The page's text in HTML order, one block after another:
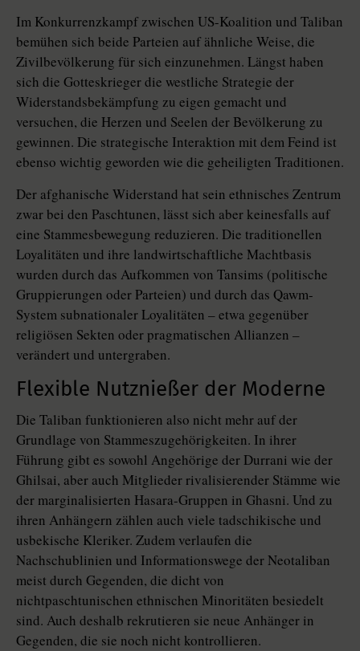
Im Konkurrenzkampf zwischen US-Koalition und Taliban
bemühen sich beide Parteien auf ähnliche Weise, die
Zivilbevölkerung für sich einzunehmen. Längst haben
sich die Gotteskrieger die westliche Strategie der
Widerstandsbekämpfung zu eigen gemacht und
versuchen, die Herzen und Seelen der Bevölkerung zu
gewinnen. Die strategische Interaktion mit dem Feind ist
ebenso wichtig geworden wie die geheiligten Traditionen.
Der afghanische Widerstand hat sein ethnisches Zentrum
zwar bei den Paschtunen, lässt sich aber keinesfalls auf
eine Stammesbewegung reduzieren. Die traditionellen
Loyalitäten und ihre landwirtschaftliche Machtbasis
wurden durch das Aufkommen von Tansims (politische
Gruppierungen oder Parteien) und durch das Qawm-
System subnationaler Loyalitäten – etwa gegenüber
religiösen Sekten oder pragmatischen Allianzen –
verändert und untergraben.
Flexible Nutznießer der Moderne
Die Taliban funktionieren also nicht mehr auf der
Grundlage von Stammeszugehörigkeiten. In ihrer
Führung gibt es sowohl Angehörige der Durrani wie der
Ghilsai, aber auch Mitglieder rivalisierender Stämme wie
der marginalisierten Hasara-Gruppen in Ghasni. Und zu
ihren Anhängern zählen auch viele tadschikische und
usbekische Kleriker. Zudem verlaufen die
Nachschublinien und Informationswege der Neotaliban
meist durch Gegenden, die dicht von
nichtpaschtunischen ethnischen Minoritäten besiedelt
sind. Auch deshalb rekrutieren sie neue Anhänger in
Gegenden, die sie noch nicht kontrollieren.